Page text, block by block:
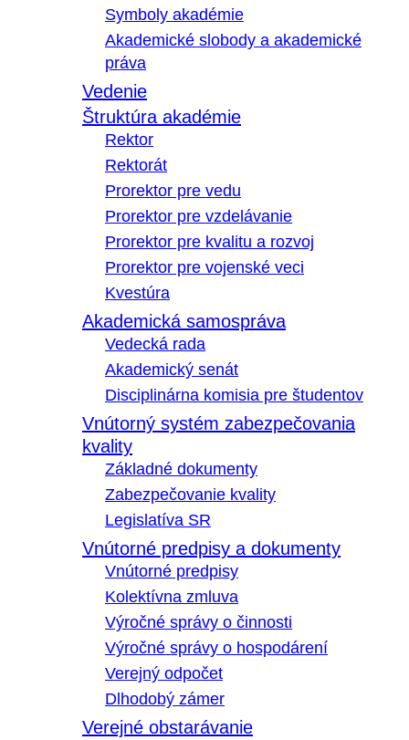
Symboly akadémie
Akademické slobody a akademické
práva
Vedenie
Štruktúra akadémie
Rektor
Rektorát
Prorektor pre vedu
Prorektor pre vzdelávanie
Prorektor pre kvalitu a rozvoj
Prorektor pre vojenské veci
Kvestúra
Akademická samospráva
Vedecká rada
Akademický senát
Disciplinárna komisia pre študentov
Vnútorný systém zabezpečovania
kvality
Základné dokumenty
Zabezpečovanie kvality
Legislatíva SR
Vnútorné predpisy a dokumenty
Vnútorné predpisy
Kolektívna zmluva
Výročné správy o činnosti
Výročné správy o hospodárení
Verejný odpočet
Dlhodobý zámer
Verejné obstarávanie